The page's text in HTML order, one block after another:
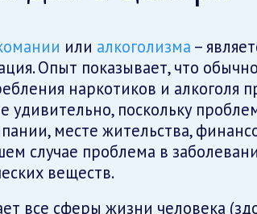
или алкоголизма –
Опыт показывает, что
наркотиков и алкоголя
удивительно, поскольку
месте жительства,
случае проблема в
веществ.
все сферы жизни человека